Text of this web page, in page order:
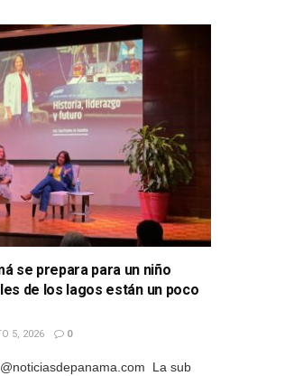
se prepara para un niño
de los lagos están un poco
5, 2026 0
La sub